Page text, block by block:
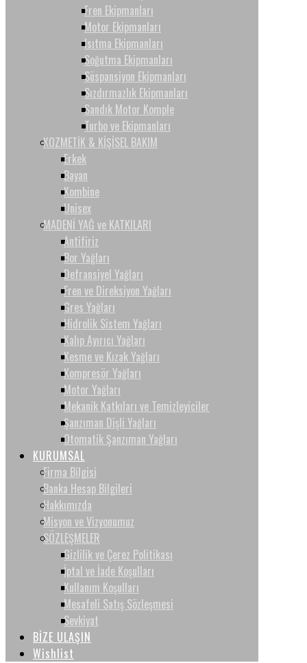
Fren Ekipmanları
Motor Ekipmanları
Isıtma Ekipmanları
Soğutma Ekipmanları
Süspansiyon Ekipmanları
Sızdırmazlık Ekipmanları
Sandık Motor Komple
Turbo ve Ekipmanları
KOZMETİK & KİŞİSEL BAKIM
Erkek
Bayan
Kombine
Unisex
MADENİ YAĞ ve KATKILARI
Antifiriz
Bor Yağları
Defransiyel Yağları
Fren ve Direksiyon Yağları
Gres Yağları
Hidrolik Sistem Yağları
Kalıp Ayırıcı Yağları
Kesme ve Kızak Yağları
Kompresör Yağları
Motor Yağları
Mekanik Katkıları ve Temizleyiciler
Şanzıman Dişli Yağları
Otomatik Şanzıman Yağları
KURUMSAL
Firma Bilgisi
Banka Hesap Bilgileri
Hakkımızda
Misyon ve Vizyonumuz
SÖZLEŞMELER
Gizlilik ve Çerez Politikası
İptal ve İade Koşulları
Kullanım Koşulları
Mesafeli Satış Sözleşmesi
Sevkiyat
BİZE ULAŞIN
Wishlist